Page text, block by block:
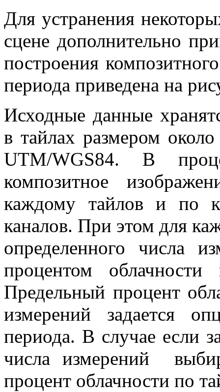
Для устранения
сцене дополнительно
построения
периода приведена на
Исходные данные
в тайлах размером
UTM/WGS84. В
композитное
каждому тайлов и по
каналов. При этом для
определенного числа
процентом
Предельный процент
измерений задается
периода. В случае если
числа измерений
процент облачности по